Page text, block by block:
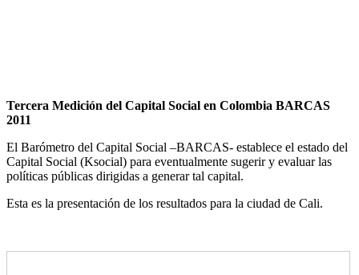
Tercera Medición del Capital Social en Colombia BARCAS
2011
El Barómetro del Capital Social –BARCAS- establece el estado del
Capital Social (Ksocial) para eventualmente sugerir y evaluar las
políticas públicas dirigidas a generar tal capital.
Esta es la presentación de los resultados para la ciudad de Cali.